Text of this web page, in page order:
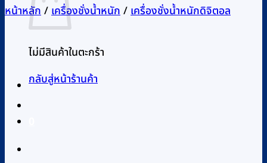
ไม่มีสินค้าในตะกร้า
กลับสู่หน้าร้านค้า
หน้าหลัก/เครื่องชั่งน้ำหนัก/เครื่องชั่งน้ำหนักดิจิตอล